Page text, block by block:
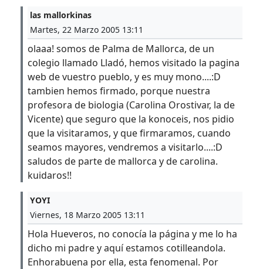
las mallorkinas
Martes, 22 Marzo 2005 13:11
olaaa! somos de Palma de Mallorca, de un
colegio llamado Lladó, hemos visitado la pagina
web de vuestro pueblo, y es muy mono....:D
tambien hemos firmado, porque nuestra
profesora de biologia (Carolina Orostivar, la de
Vicente) que seguro que la konoceis, nos pidio
que la visitaramos, y que firmaramos, cuando
seamos mayores, vendremos a visitarlo....:D
saludos de parte de mallorca y de carolina.
kuidaros!!
YOYI
Viernes, 18 Marzo 2005 13:11
Hola Hueveros, no conocía la página y me lo ha
dicho mi padre y aquí estamos cotilleandola.
Enhorabuena por ella, esta fenomenal. Por